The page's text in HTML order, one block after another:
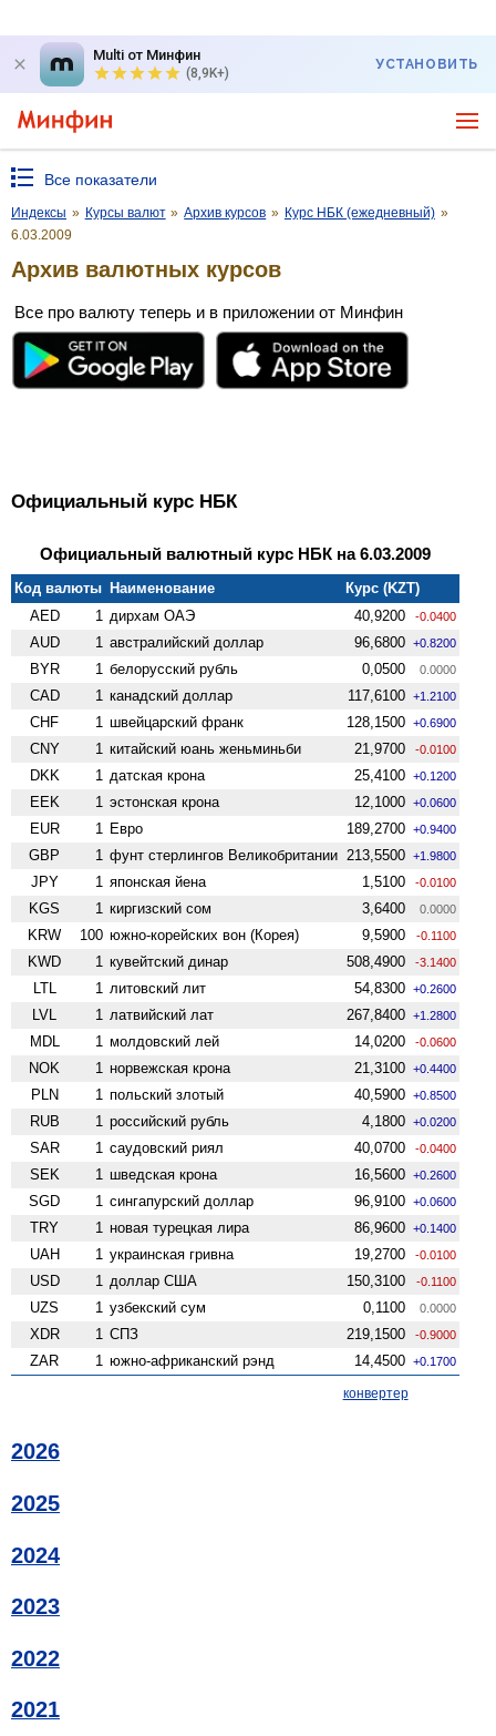
Multi от Минфин
(8,9K+)
УСТАНОВИТЬ
Все показатели
Индексы » Курсы валют » Архив курсов » Курс НБК (ежедневный) »
6.03.2009
Архив валютных курсов
Все про валюту теперь и в приложении от Минфин
Официальный курс НБК
Официальный валютный курс НБК на 6.03.2009
Код валюты Наименование
Курс (KZT)
AED
1 дирхам ОАЭ 40,9200 -0.0400
AUD 1 австралийский доллар 96,6800 +0.8200
BYR 1 белорусский рубль 0,0500 0.0000
CAD 1 канадский доллар 117,6100 +1.2100
CHF 1 швейцарский франк 128,1500 +0.6900
CNY 1 китайский юань женьминьби 21,9700 -0.0100
DKK 1 датская крона 25,4100 +0.1200
EEK 1 эстонская крона 12,1000 +0.0600
EUR 1 Евро 189,2700 +0.9400
GBP 1 фунт стерлингов Велико­британии 213,5500 +1.9800
JPY 1 японская йена 1,5100 -0.0100
KGS 1 киргизский сом 3,6400 0.0000
KRW 100 южно-корейских вон (Корея) 9,5900 -0.1100
KWD 1 кувейтский динар 508,4900 -3.1400
LTL 1 литовский лит 54,8300 +0.2600
LVL 1 латвийский лат 267,8400 +1.2800
MDL 1 молдовский лей 14,0200 -0.0600
NOK 1 норвежская крона 21,3100 +0.4400
PLN 1 польский злотый 40,5900 +0.8500
RUB 1 российский рубль 4,1800 +0.0200
SAR 1 саудовский риял 40,0700 -0.0400
SEK 1 шведская крона 16,5600 +0.2600
SGD 1 сингапурский доллар 96,9100 +0.0600
TRY 1 новая турецкая лира 86,9600 +0.1400
UAH 1 украинская гривна 19,2700 -0.0100
USD 1 доллар США 150,3100 -0.1100
UZS 1 узбекский сум 0,1100 0.0000
XDR 1 СПЗ 219,1500 -0.9000
ZAR 1 южно-африканский рэнд 14,4500 +0.1700
конвертер
2026
2025
2024
2023
2022
2021